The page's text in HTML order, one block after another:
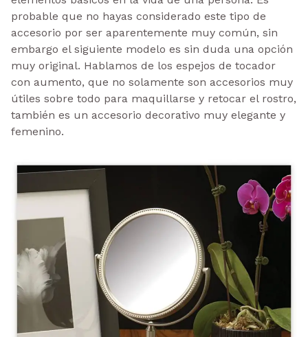
probable que no hayas considerado este tipo de
accesorio por ser aparentemente muy común, sin
embargo el siguiente modelo es sin duda una opción
muy original. Hablamos de los espejos de tocador
con aumento, que no solamente son accesorios muy
útiles sobre todo para maquillarse y retocar el rostro,
también es un accesorio decorativo muy elegante y
femenino.